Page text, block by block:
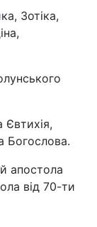
Зотіка,
Богослова.
апостола
від 70-ти